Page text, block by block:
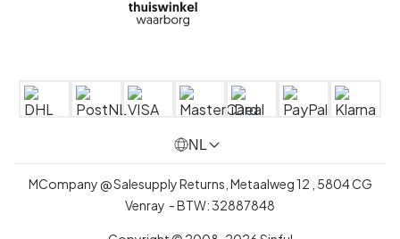
NL
MCompany @ Salesupply Returns, Metaalweg 12 5804 CG
Venray - BTW:32887848